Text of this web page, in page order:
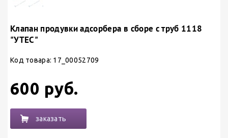
Клапан продувки адсорбера в сборе с труб 1118
"УТЕС"
Код товара: 17_00052709
600 руб.
заказать